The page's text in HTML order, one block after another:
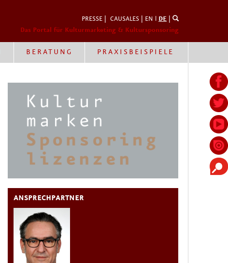
PRESSE CAUSALES EN DE
Das Portal für Kulturmarketing & Kultursponsoring
BERATUNG PRAXISBEISPIELE
ANSPRECHPARTNER